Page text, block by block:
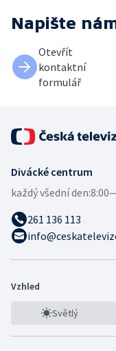
Napište
Otevřít
kontaktní
formulář
Divácké centrum
každý všední den:
261 136 113
Vzhled
Světlý